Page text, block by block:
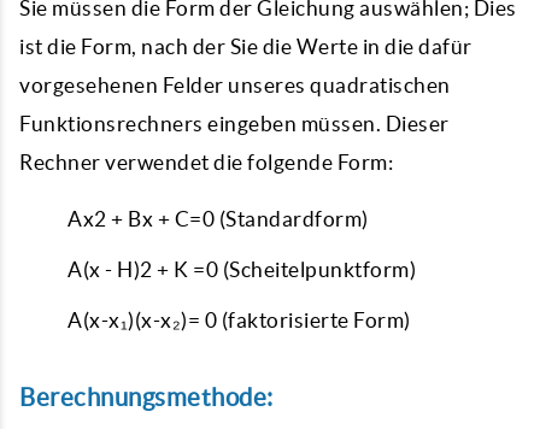
Sie müssen die Form der Gleichung auswählen; Dies
ist die Form, nach der Sie die Werte in die dafür
vorgesehenen Felder unseres quadratischen
Funktionsrechners eingeben müssen. Dieser
Rechner verwendet die folgende Form:
Ax2 + Bx + C=0 (Standardform)
A(x - H)2 + K =0 (Scheitelpunktform)
A(x-x₁)(x-x₂)= 0 (faktorisierte Form)
Berechnungsmethode: